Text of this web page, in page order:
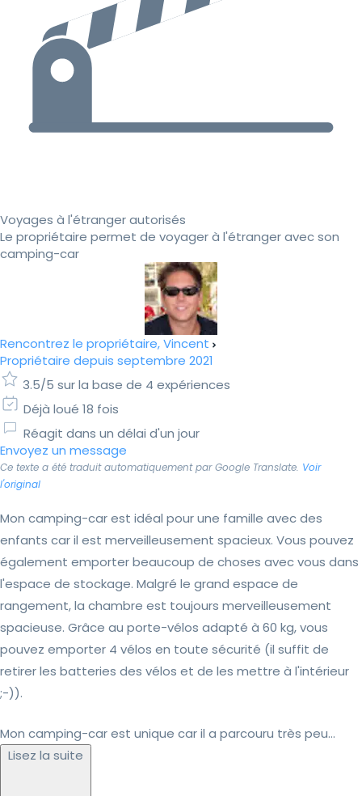
Voyages à l'étranger autorisés
Le propriétaire permet de voyager à l'étranger avec son
camping-car
Rencontrez le propriétaire, Vincent
Propriétaire depuis septembre 2021
3.5/5 sur la base de 4 expériences
Déjà loué 18 fois
Réagit dans un délai d'un jour
Envoyez un message
Ce texte a été traduit automatiquement par Google Translate. Voir
l'original
Mon camping-car est idéal pour une famille avec des
enfants car il est merveilleusement spacieux. Vous pouvez
également emporter beaucoup de choses avec vous dans
l'espace de stockage. Malgré le grand espace de
rangement, la chambre est toujours merveilleusement
spacieuse. Grâce au porte-vélos adapté à 60 kg, vous
pouvez emporter 4 vélos en toute sécurité (il suffit de
retirer les batteries des vélos et de les mettre à l'intérieur
;-)).
Mon camping-car est unique car il a parcouru très peu...
Lisez la suite